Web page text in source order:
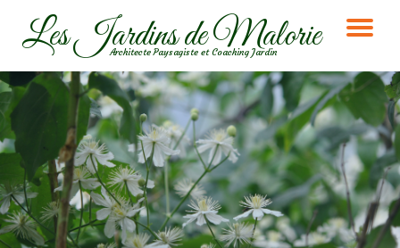
Aller
contenu
LA
Les Jardins de Malorie
Architecte Paysagiste et Coaching Jardin